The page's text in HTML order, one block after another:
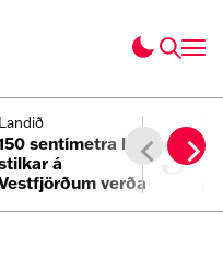
Landið
sentímetra háir
á
verða
3